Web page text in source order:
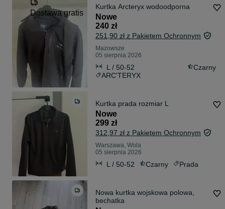
Dostawa gratis
Kurtka Arcteryx wodoodporna
Nowe
240 zł
251,90 zł z Pakietem Ochronnym
Mazowsze
05 sierpnia 2026
L / 50-52
Czarny
ARC'TERYX
Kurtka prada rozmiar L
Nowe
299 zł
312,97 zł z Pakietem Ochronnym
Warszawa, Wola
05 sierpnia 2026
L / 50-52 Czarny Prada
Nowa kurtka wojskowa polowa,
bechatka